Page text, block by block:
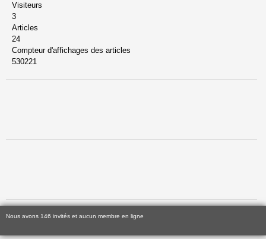
Visiteurs
3
Articles
24
Compteur d'affichages des articles
530221
Nous avons 146 invités et aucun membre en ligne